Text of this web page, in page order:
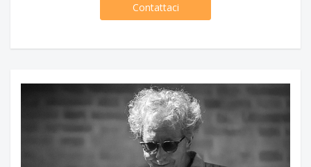
Contattaci